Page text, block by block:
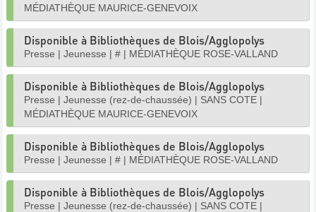
MÉDIATHÈQUE MAURICE-GENEVOIX
Disponible à Bibliothèques de Blois/Agglopolys
Presse | Jeunesse | # | MÉDIATHÈQUE ROSE-VALLAND
Disponible à Bibliothèques de Blois/Agglopolys
Presse | Jeunesse (rez-de-chaussée) | SANS COTE |
MÉDIATHÈQUE MAURICE-GENEVOIX
Disponible à Bibliothèques de Blois/Agglopolys
Presse | Jeunesse | # | MÉDIATHÈQUE ROSE-VALLAND
Disponible à Bibliothèques de Blois/Agglopolys
Presse | Jeunesse (rez-de-chaussée) | SANS COTE |